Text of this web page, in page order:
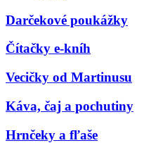
Darčekové poukážky
Čítačky e-kníh
Vecičky od Martinusu
Káva, čaj a pochutiny
Hrnčeky a fľaše